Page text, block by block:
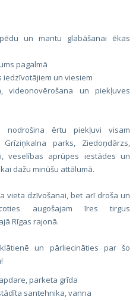
un mantu glabāšanai ēkas
pagalmā
un viesiem
videonovērošana un piekļuves
nodrošina ērtu piekļuvi visam
parks, Ziedoņdārzs,
veselības aprūpes iestādes un
dažu minūšu attālumā.
vieta dzīvošanai, bet arī droša un
augošajam īres tirgus
Rīgas rajonā.
un pārliecināties par šo
parketa grīda
santehnika, vanna